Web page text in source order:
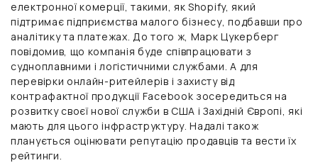
електронної комерції, такими, як Shopify, який
підтримає підприємства малого бізнесу, подбавши про
аналітику та платежах. До того ж, Марк Цукерберг
повідомив, що компанія буде співпрацювати з
судноплавними і логістичними службами. А для
перевірки онлайн-ритейлерів і захисту від
контрафактної продукції Facebook зосередиться на
розвитку своєї нової служби в США і Західній Європі, які
мають для цього інфраструктуру. Надалі також
планується оцінювати репутацію продавців та вести їх
рейтинги.